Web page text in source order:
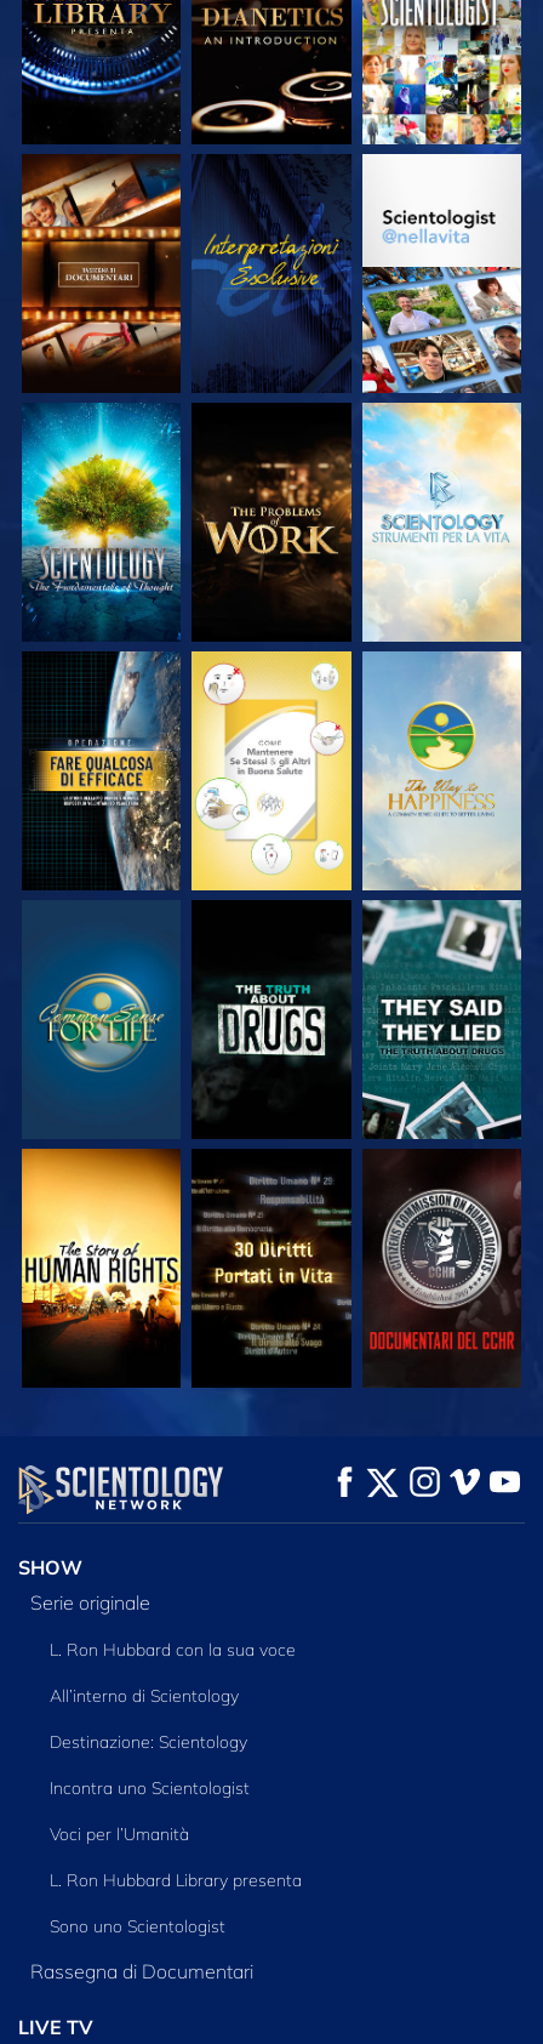
SERIE SERIE
ESPLORA LE
SERIE
GUARDA
ESPLORA LE
ESPLORA LE
SERIE
ESPLORA LE
SERIE
ESPLORA LE
SERIE
GUARDA GUARDA GUARDA
GUARDA GUARDA GUARDA
GUARDA GUARDA GUARDA
GUARDA
ESPLORA LE
SERIE
SHOW
Serie originale
L. Ron Hubbard con la sua voce
All’interno di Scientology
Destinazione: Scientology
Incontra uno Scientologist
Voci per l’Umanità
L. Ron Hubbard Library presenta
Sono uno Scientologist
Rassegna di Documentari
LIVE TV